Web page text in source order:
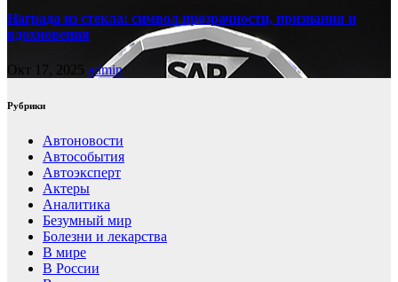
Награда из стекла: символ прозрачности, признания и
вдохновения
Окт 17, 2025 admin
Рубрики
Автоновости
Автособытия
Автоэксперт
Актеры
Аналитика
Безумный мир
Болезни и лекарства
В мире
В России